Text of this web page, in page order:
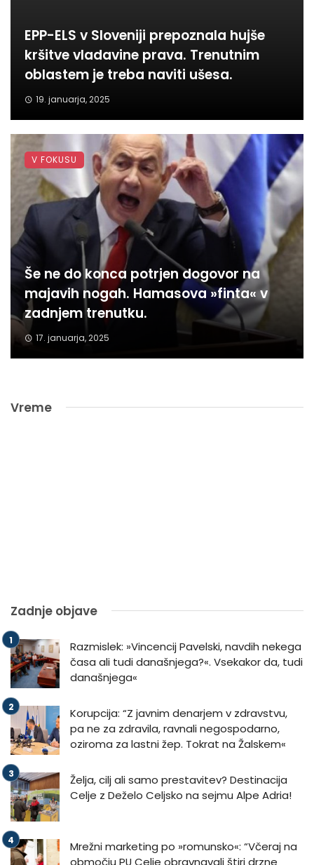
EPP-ELS v Sloveniji prepoznala hujše
kršitve vladavine prava. Trenutnim
oblastem je treba naviti ušesa.
19. januarja, 2025
Še ne do konca potrjen dogovor na
majavih nogah. Hamasova »finta« v
zadnjem trenutku.
17. januarja, 2025
V FOKUSU
Vreme
Zadnje objave
Razmislek: »Vincencij Pavelski, navdih nekega
časa ali tudi današnjega?«. Vsekakor da, tudi
današnjega«
Korupcija: “Z javnim denarjem v zdravstvu,
pa ne za zdravila, ravnali negospodarno,
oziroma za lastni žep. Tokrat na Žalskem«
Želja, cilj ali samo prestavitev? Destinacija
Celje z Deželo Celjsko na sejmu Alpe Adria!
Mrežni marketing po »romunsko«: “Včeraj na
območju PU Celje obravnavali štiri drzne